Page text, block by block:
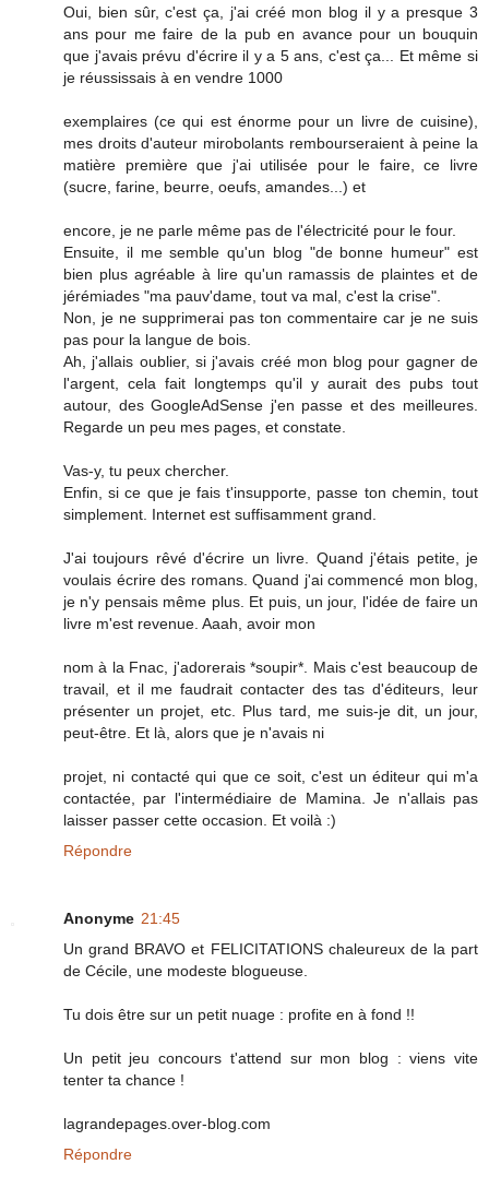
Oui, bien sûr, c'est ça, j'ai créé mon blog il y a presque 3
ans pour me faire de la pub en avance pour un bouquin
que j'avais prévu d'écrire il y a 5 ans, c'est ça... Et même si
je réussissais à en vendre 1000
exemplaires (ce qui est énorme pour un livre de cuisine),
mes droits d'auteur mirobolants rembourseraient à peine la
matière première que j'ai utilisée pour le faire, ce livre
(sucre, farine, beurre, oeufs, amandes...) et
encore, je ne parle même pas de l'électricité pour le four.
Ensuite, il me semble qu'un blog "de bonne humeur" est
bien plus agréable à lire qu'un ramassis de plaintes et de
jérémiades "ma pauv'dame, tout va mal, c'est la crise".
Non, je ne supprimerai pas ton commentaire car je ne suis
pas pour la langue de bois.
Ah, j'allais oublier, si j'avais créé mon blog pour gagner de
l'argent, cela fait longtemps qu'il y aurait des pubs tout
autour, des GoogleAdSense j'en passe et des meilleures.
Regarde un peu mes pages, et constate.
Vas-y, tu peux chercher.
Enfin, si ce que je fais t'insupporte, passe ton chemin, tout
simplement. Internet est suffisamment grand.
J'ai toujours rêvé d'écrire un livre. Quand j'étais petite, je
voulais écrire des romans. Quand j'ai commencé mon blog,
je n'y pensais même plus. Et puis, un jour, l'idée de faire un
livre m'est revenue. Aaah, avoir mon
nom à la Fnac, j'adorerais *soupir*. Mais c'est beaucoup de
travail, et il me faudrait contacter des tas d'éditeurs, leur
présenter un projet, etc. Plus tard, me suis-je dit, un jour,
peut-être. Et là, alors que je n'avais ni
projet, ni contacté qui que ce soit, c'est un éditeur qui m'a
contactée, par l'intermédiaire de Mamina. Je n'allais pas
laisser passer cette occasion. Et voilà :)
Répondre
Anonyme 21:45
Un grand BRAVO et FELICITATIONS chaleureux de la part
de Cécile, une modeste blogueuse.
Tu dois être sur un petit nuage : profite en à fond !!
Un petit jeu concours t'attend sur mon blog : viens vite
tenter ta chance !
lagrandepages.over-blog.com
Répondre